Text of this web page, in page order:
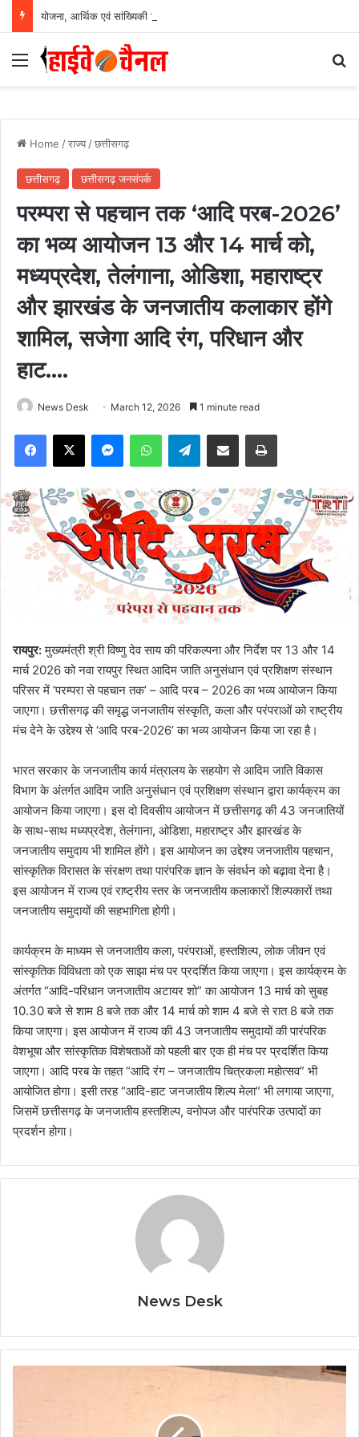
Menu
Home /राज्य /छत्तीसगढ़
छत्तीसगढ़ छत्तीसगढ़ जनसंपर्क
परम्परा से पहचान तक ‘आदि परब-2026’
का भव्य आयोजन 13 और 14 मार्च को,
मध्यप्रदेश, तेलंगाना, ओडिशा, महाराष्ट्र
और झारखंड के जनजातीय कलाकार होंगे
शामिल, सजेगा आदि रंग, परिधान और
हाट….
News Desk March 12, 2026 1 minute read
Facebook
X MessengerWhatsAppTelegramShare via Email Print
रायपुर:मुख्यमंत्री श्री विष्णु देव साय की परिकल्पना और निर्देश पर 13 और 14
मार्च 2026 को नवा रायपुर स्थित आदिम जाति अनुसंधान एवं प्रशिक्षण संस्थान
परिसर में ’परम्परा से पहचान तक’ – आदि परब – 2026 का भव्य आयोजन किया
जाएगा। छत्तीसगढ़ की समृद्ध जनजातीय संस्कृति, कला और परंपराओं को राष्ट्रीय
मंच देने के उद्देश्य से ‘आदि परब-2026’ का भव्य आयोजन किया जा रहा है।
भारत सरकार के जनजातीय कार्य मंत्रालय के सहयोग से आदिम जाति विकास
विभाग के अंतर्गत आदिम जाति अनुसंधान एवं प्रशिक्षण संस्थान द्वारा कार्यक्रम का
आयोजन किया जाएगा। इस दो दिवसीय आयोजन में छत्तीसगढ़ की 43 जनजातियों
के साथ-साथ मध्यप्रदेश, तेलंगाना, ओडिशा, महाराष्ट्र और झारखंड के
जनजातीय समुदाय भी शामिल होंगे। इस आयोजन का उद्देश्य जनजातीय पहचान,
सांस्कृतिक विरासत के संरक्षण तथा पारंपरिक ज्ञान के संवर्धन को बढ़ावा देना है।
इस आयोजन में राज्य एवं राष्ट्रीय स्तर के जनजातीय कलाकारों शिल्पकारों तथा
जनजातीय समुदायों की सहभागिता होगी।
कार्यक्रम के माध्यम से जनजातीय कला, परंपराओं, हस्तशिल्प, लोक जीवन एवं
सांस्कृतिक विविधता को एक साझा मंच पर प्रदर्शित किया जाएगा। इस कार्यक्रम के
अंतर्गत “आदि-परिधान जनजातीय अटायर शो” का आयोजन 13 मार्च को सुबह
10.30 बजे से शाम 8 बजे तक और 14 मार्च को शाम 4 बजे से रात 8 बजे तक
किया जाएगा। इस आयोजन में राज्य की 43 जनजातीय समुदायों की पारंपरिक
वेशभूषा और सांस्कृतिक विशेषताओं को पहली बार एक ही मंच पर प्रदर्शित किया
जाएगा। आदि परब के तहत “आदि रंग – जनजातीय चित्रकला महोत्सव” भी
आयोजित होगा। इसी तरह “आदि-हाट जनजातीय शिल्प मेला” भी लगाया जाएगा,
जिसमें छत्तीसगढ़ के जनजातीय हस्तशिल्प, वनोपज और पारंपरिक उत्पादों का
प्रदर्शन होगा।
News Desk
महिलाओं